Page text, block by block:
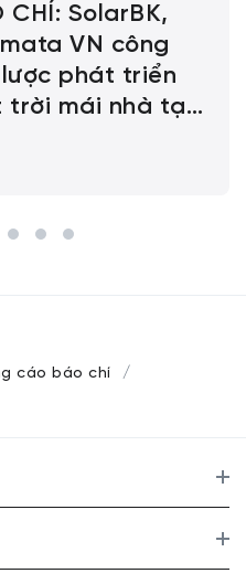
CHÍ: SolarBK,
VN công
phát triển
trời mái nhà tại
cáo báo chí
(SolarBK) tri ân Khách